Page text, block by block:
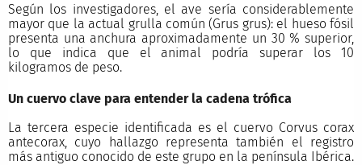
Según los investigadores, el ave sería considerablemente
mayor que la actual grulla común (Grus grus): el hueso fósil
presenta una anchura aproximadamente un 30 % superior,
lo que indica que el animal podría superar los 10
kilogramos de peso.
Un cuervo clave para entender la cadena trófica
La tercera especie identificada es el cuervo Corvus corax
antecorax, cuyo hallazgo representa también el registro
más antiguo conocido de este grupo en la península Ibérica.